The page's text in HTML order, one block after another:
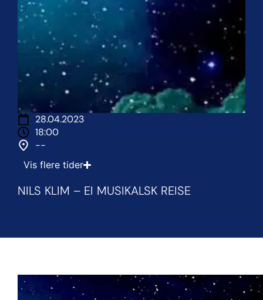
28.04.2023
18:00
--
Vis flere tider
NILS KLIM – EI MUSIKALSK REISE